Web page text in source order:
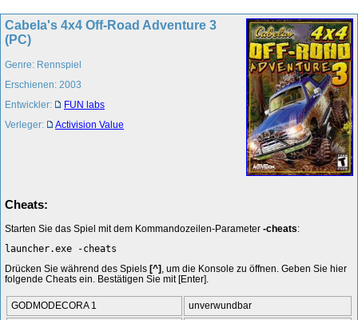
Cabela's 4x4 Off-Road Adventure 3
(PC)
Genre: Rennspiel
Erschienen: 2003
Entwickler:
FUN labs
Verleger:
Activision Value
Cheats:
Starten Sie das Spiel mit dem Kommandozeilen-Parameter -cheats:
launcher.exe -cheats
Drücken Sie während des Spiels [^] , um die Konsole zu öffnen. Geben Sie hier
folgende Cheats ein. Bestätigen Sie mit [Enter].
GODMODECORA 1
unverwundbar